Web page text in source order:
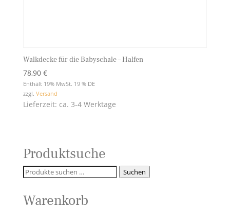
Walkdecke für die Babyschale – Halfen
78,90 €
Enthält 19% MwSt. 19 % DE
zzgl. Versand
Lieferzeit: ca. 3-4 Werktage
Produktsuche
Suchen
Suchen
Warenkorb